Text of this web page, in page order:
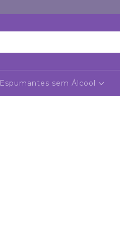
Espumantes sem Álcool